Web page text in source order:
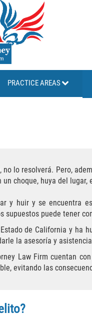
PRACTICE AREAS
no lo resolverá. Pero,
choque, huya del
y huir y se encuentra
puede tener
de California y ha
la asesoría y
Law Firm cuentan
evitando las